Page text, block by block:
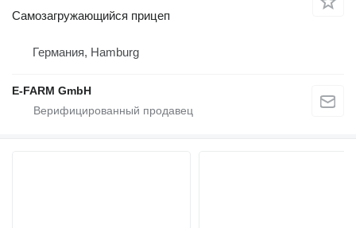
Самозагружающийся прицеп
Германия, Hamburg
E-FARM GmbH